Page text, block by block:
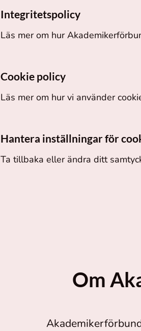
Integritetspolicy
Läs mer om hur
Cookie policy
Läs mer om hur vi använder
Hantera inställningar för
Ta tillbaka eller ändra ditt
Om